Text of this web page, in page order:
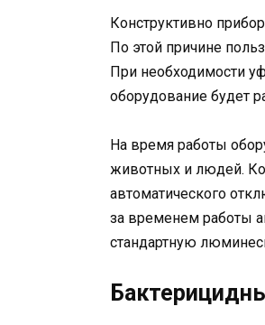
Конструктивно
По этой причине
При необходимости
оборудование будет
На время работы
животных и людей.
автоматического
за временем работы
стандартную